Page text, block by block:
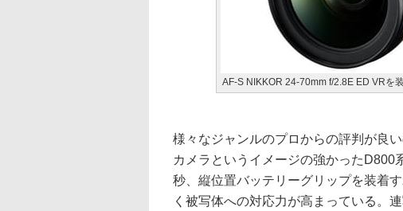
AF-S NIKKOR 24-70mm f/2.8E ED VRを
様々なジャンルのプロからの評判が良
カメラというイメージの強かった
秒、縦位置バッテリーグリップを装着
く被写体への対応力が高まっている。連